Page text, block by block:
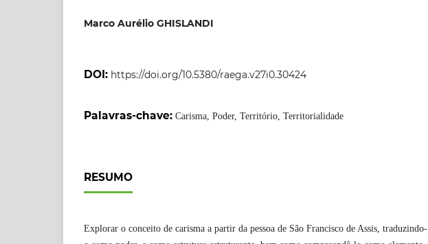
Marco Aurélio GHISLANDI
DOI: https://doi.org/10.5380/raega.v27i0.30424
Palavras-chave: Carisma, Poder, Território, Territorialidade
RESUMO
Explorar o conceito de carisma a partir da pessoa de São Francisco de Assis, traduzindo-